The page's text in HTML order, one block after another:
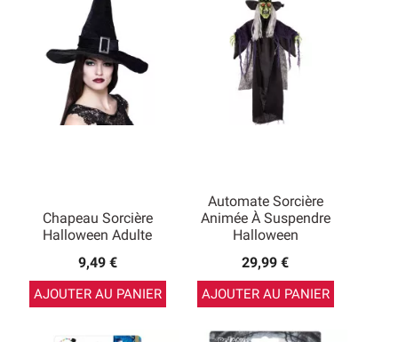
Chapeau Sorcière
Halloween Adulte
9,49 €
AJOUTER AU PANIER
Automate Sorcière
Animée À Suspendre
Halloween
29,99 €
AJOUTER AU PANIER